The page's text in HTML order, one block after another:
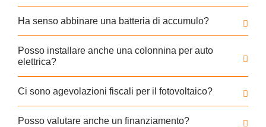
Ha senso abbinare una batteria di accumulo?
Posso installare anche una colonnina per auto
elettrica?
Ci sono agevolazioni fiscali per il fotovoltaico?
Posso valutare anche un finanziamento?